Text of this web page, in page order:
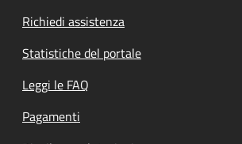
Richiedi assistenza
Statistiche del portale
Leggi le FAQ
Pagamenti